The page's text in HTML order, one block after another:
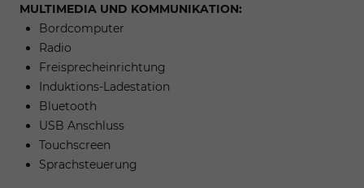
MULTIMEDIA UND KOMMUNIKATION:
Bordcomputer
Radio
Freisprecheinrichtung
Induktions-Ladestation
Bluetooth
USB Anschluss
Touchscreen
Sprachsteuerung